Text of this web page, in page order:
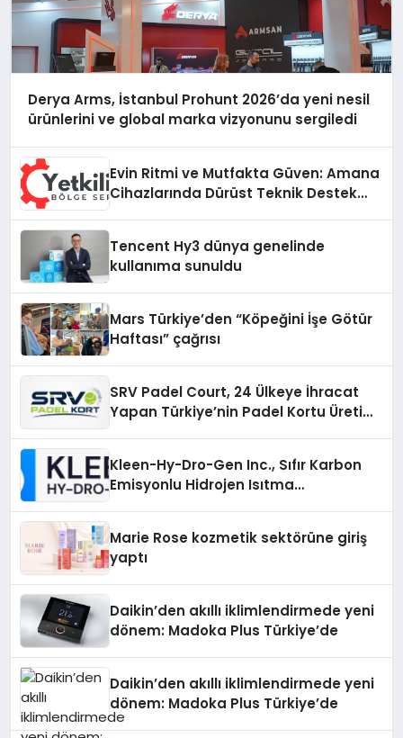
Derya Arms, İstanbul Prohunt 2026’da yeni nesil
ürünlerini ve global marka vizyonunu sergiledi
Evin Ritmi ve Mutfakta Güven: Amana
Cihazlarında Dürüst Teknik Destek
Tencent Hy3 dünya genelinde
kullanıma sunuldu
Mars Türkiye’den “Köpeğini İşe Götür
Haftası” çağrısı
SRV Padel Court, 24 Ülkeye İhracat
Yapan Türkiye’nin Padel Kortu Üretim
Kleen-Hy-Dro-Gen Inc., Sıfır Karbon
Emisyonlu Hidrojen Isıtma
Marie Rose kozmetik sektörüne giriş
yaptı
Daikin’den akıllı iklimlendirmede yeni
dönem: Madoka Plus Türkiye’de
Daikin’den akıllı iklimlendirmede yeni
dönem: Madoka Plus Türkiye’de